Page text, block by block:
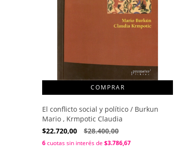
El conflicto social y político / Burkun
Mario , Krmpotic Claudia
$22.720,00
$28.400,00
6cuotas sin interés de $3.786,67